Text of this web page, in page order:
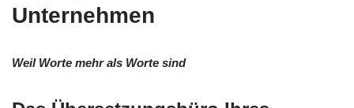
Unternehmen
Weil Worte mehr als Worte sind